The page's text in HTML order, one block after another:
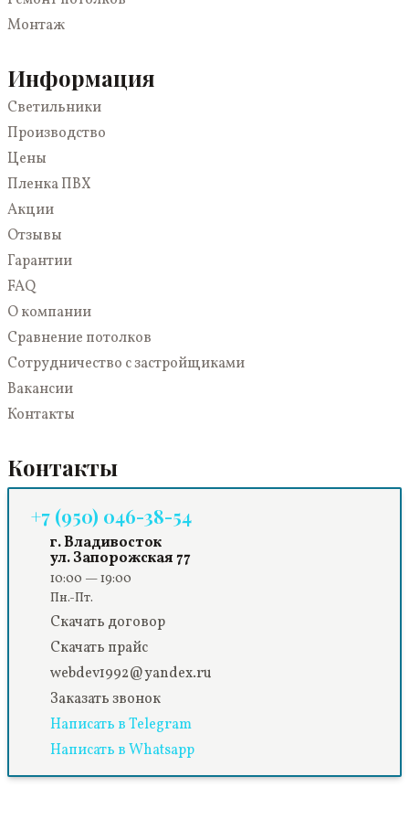
На кухню
В коридор
Многоуровневые
Парящие
Монтаж
Информация
Светильники
Производство
Цены
Пленка ПВХ
Акции
Отзывы
Гарантии
FAQ
О компании
Сравнение потолков
Сотрудничество с застройщиками
Вакансии
Контакты
Контакты
+7 (950) 046-38-54
г. Владивосток
ул. Запорожская 77
10:00 — 19:00
Пн.-Пт.
Скачать договор
Скачать прайс
webdev1992@yandex.ru
Заказать звонок
Написать в Telegram
Написать в Whatsapp